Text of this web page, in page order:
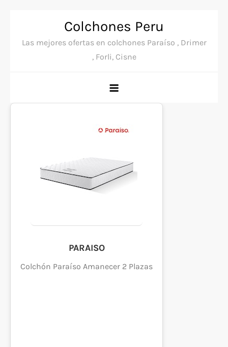
content
Colchones Peru
Las mejores ofertas en colchones Paraíso , Drimer
, Forli, Cisne
PARAISO
Colchón Paraíso Amanecer 2 Plazas